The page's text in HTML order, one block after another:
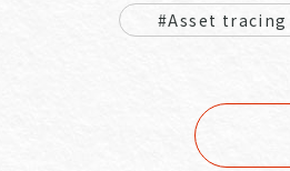
#Asset tracing